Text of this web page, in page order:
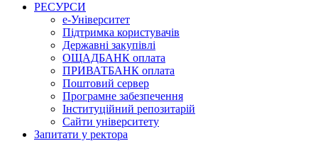
РЕСУРСИ
е-Університет
Підтримка користувачів
Державні закупівлі
ОЩАДБАНК оплата
ПРИВАТБАНК оплата
Поштовий сервер
Програмне забезпечення
Інституційний репозитарій
Сайти університету
Запитати у ректора